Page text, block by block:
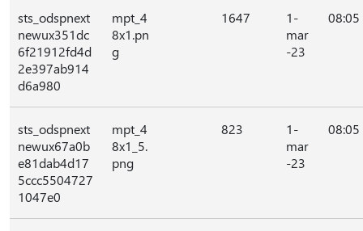
sts_odspnext
newux351dc
6f21912fd4d
2e397ab914
d6a980
mpt_4
8x1.pn
g
1647
1-
mar
-23
08:05
sts_odspnext
newux67a0b
e81dab4d17
5ccc5504727
1047e0
mpt_4
8x1_5.
png
823
1-
mar
-23
08:05